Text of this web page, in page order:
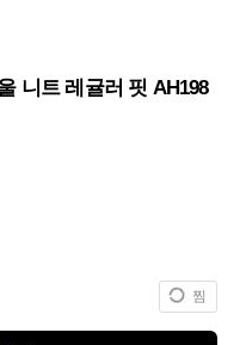
니트 레귤러 핏 AH198
찜